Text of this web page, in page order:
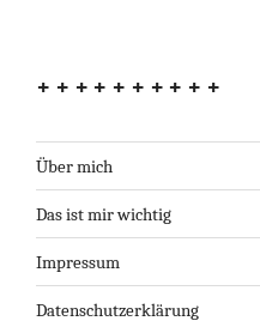
++++++++++
Über mich
Das ist mir wichtig
Impressum
Datenschutzerklärung